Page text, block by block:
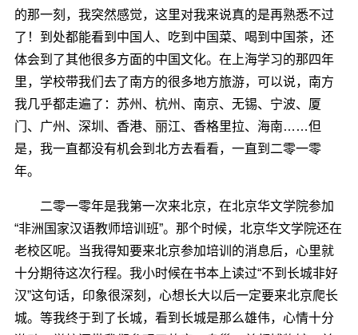
的那一刻，我突然感觉，这里对我来说真的是再熟悉不过
了！到处都能看到中国人、吃到中国菜、喝到中国茶，还
体会到了其他很多方面的中国文化。在上海学习的那四年
里，学校带我们去了南方的很多地方旅游，可以说，南方
我几乎都走遍了：苏州、杭州、南京、无锡、宁波、厦
门、广州、深圳、香港、丽江、香格里拉、海南……但
是，我一直都没有机会到北方去看看，一直到二零一零
年。
二零一零年是我第一次来北京，在北京华文学院参加
“非洲国家汉语教师培训班”。那个时候，北京华文学院还在
老校区呢。当我得知要来北京参加培训的消息后，心里就
十分期待这次行程。我小时候在书本上读过“不到长城非好
汉”这句话，印象很深刻，心想长大以后一定要来北京爬长
城。等我终于到了长城，看到长城是那么雄伟，心情十分